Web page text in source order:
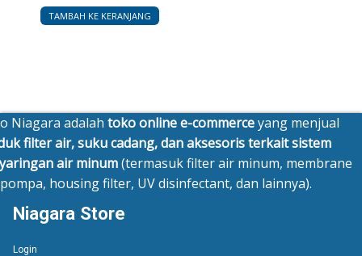
TAMBAH KE KERANJANG
Niagara adalah toko online e-commerceyang menjual
filter air, suku cadang, dan aksesoris terkait sistem
air minum(termasuk filter air minum, membrane
pompa, housing filter, UV disinfectant, dan lainnya).
Niagara Store
Login